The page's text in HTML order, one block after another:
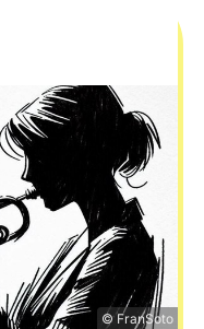
© FranSoto